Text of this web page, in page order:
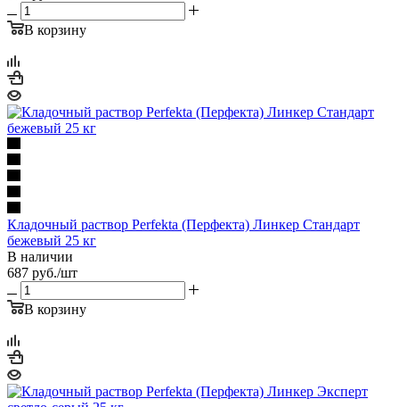
В корзину
Кладочный раствор Perfekta (Перфекта) Линкер Стандарт
бежевый 25 кг
В наличии
687 руб./шт
В корзину